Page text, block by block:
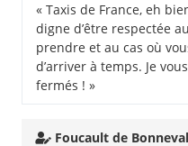
« Taxis de France, eh
digne d’être respectée
prendre et au cas où
d’arriver à temps. Je
fermés ! »
Foucault de Bonneval